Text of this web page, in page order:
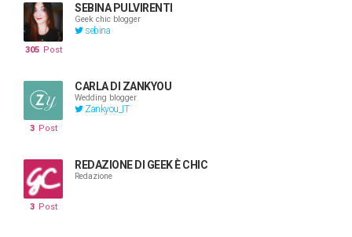
SEBINA PULVIRENTI
Geek chic blogger
sebina
305 Post
CARLA DI ZANKYOU
Wedding blogger
Zankyou_IT
3 Post
REDAZIONE DI GEEK È CHIC
Redazione
3 Post